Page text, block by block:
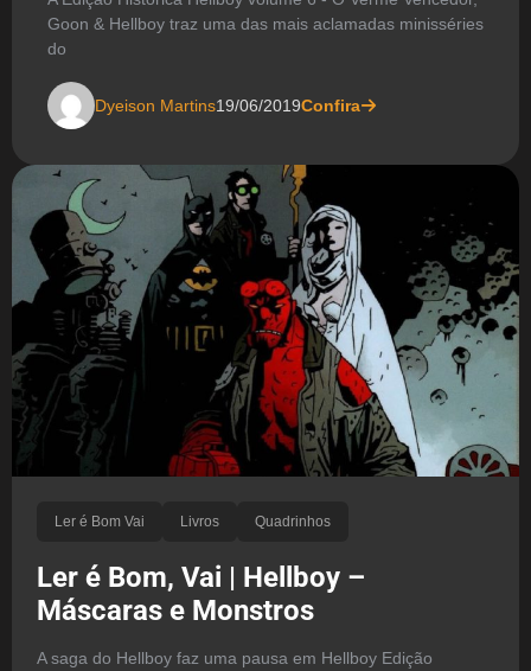
Goon & Hellboy traz uma das mais aclamadas minisséries
do
Dyeison Martins19/06/2019Confira
Ler é Bom Vai Livros Quadrinhos
Ler é Bom, Vai | Hellboy –
Máscaras e Monstros
A saga do Hellboy faz uma pausa em Hellboy Edição